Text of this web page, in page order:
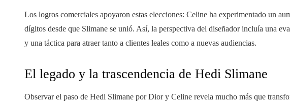
Los logros comerciales apoyaron estas elecciones: Celine ha experimentado un
dígitos desde que Slimane se unió. Así, la perspectiva del diseñador incluía una
y una táctica para atraer tanto a clientes leales como a nuevas audiencias.
El legado y la trascendencia de Hedi Slimane
Observar el paso de Hedi Slimane por Dior y Celine revela mucho más que